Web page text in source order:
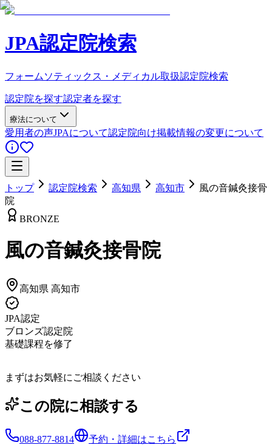
JPA認定院検索
フォームソティックス・メディカル取扱認定院検索
認定院を探す認定者を探す
療法について
愛用者の声JPAについて認定院向け掲載情報の変更について
トップ 認定院検索 高知県 高知市
風の音鍼灸接骨
院
BRONZE
風の音鍼灸接骨院
高知県 高知市
JPA認定
ブロンズ認定院
基礎課程を修了
まずはお気軽にご相談ください
この院に相談する
088-877-8814 予約・詳細はこちら